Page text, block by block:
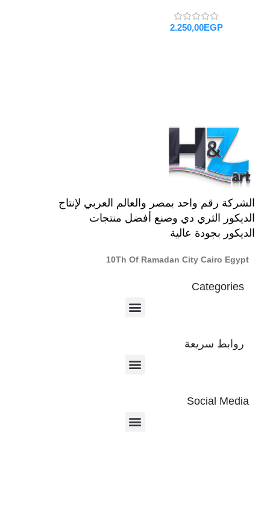
EGP
الشركة رقم واحد بمصر والعالم العربي لإنتاج
الديكور الثري دي وصنع أفضل منتجات
الديكور بجودة عالية
10Th Of Ramadan City Cairo Egypt
Categories
روابط سريعة
Social Media